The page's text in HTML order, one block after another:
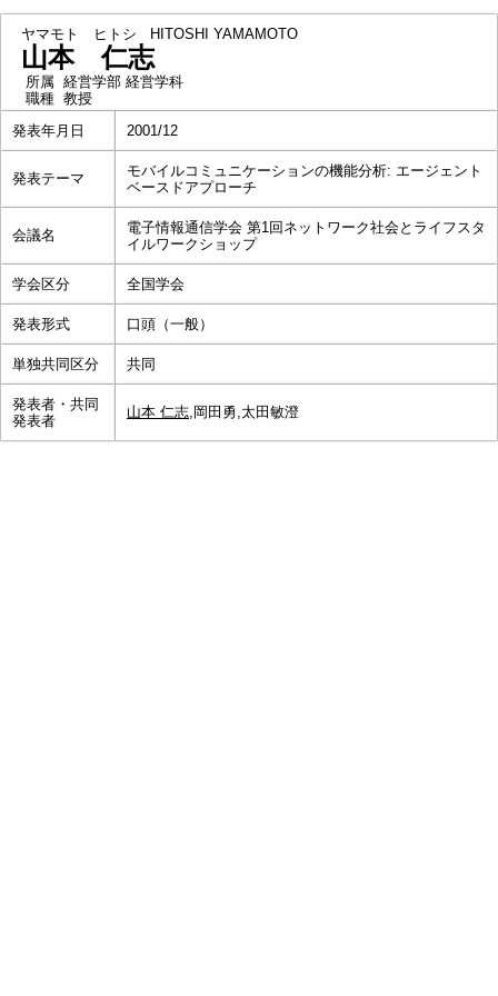
ヤマモト ヒトシ HITOSHI YAMAMOTO
山本 仁志
所属 経営学部 経営学科
職種 教授
発表年月日
2001/12
発表テーマ
モバイルコミュニケーションの機能分析: エージェント
ベースドアプローチ
会議名
電子情報通信学会 第1回ネットワーク社会とライフスタ
イルワークショップ
学会区分 全国学会
発表形式 口頭（一般）
単独共同区分 共同
発表者・共同
発表者
山本 仁志,岡田勇,太田敏澄